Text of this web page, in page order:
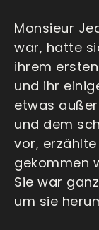
Monsieur
war, hatte
ihrem
und ihr
etwas
und dem
vor,
gekommen
Sie war
um sie